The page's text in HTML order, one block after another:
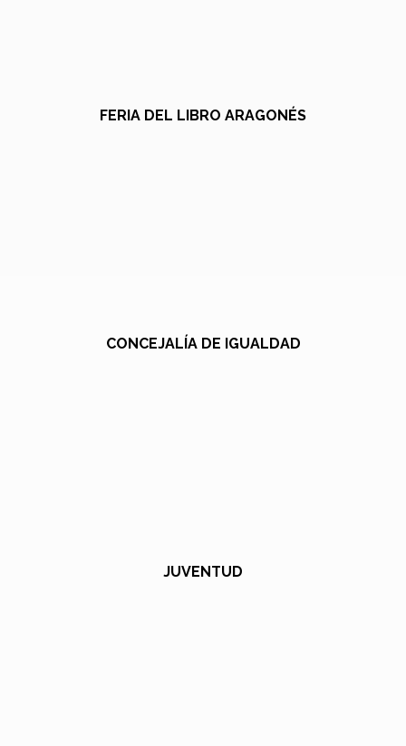
FERIA DEL LIBRO ARAGONÉS
CONCEJALÍA DE IGUALDAD
JUVENTUD